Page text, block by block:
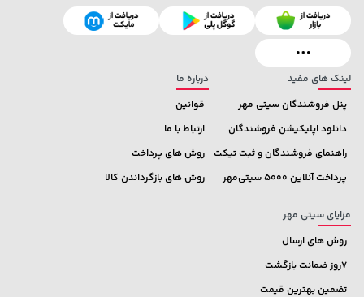
169,900 تومان خرید 149,900 تومان
لینک های مفید
پنل فروشندگان سیتی مهر
دانلود اپلیکیشن فروشندگان
راهنمای فروشندگان و ثبت تیکت
پرداخت آنلاین 5000 سیتی‌مهر
درباره ما
قوانین
ارتباط با ما
روش های پرداخت
روش های بازگرداندن کالا
مزایای سیتی مهر
روش های ارسال
7روز ضمانت بازگشت
تضمین بهترین قیمت